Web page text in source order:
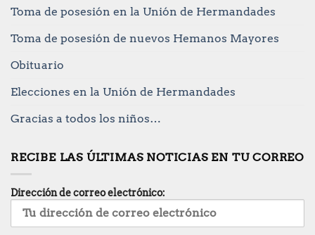
Toma de posesión en la Unión de Hermandades
Toma de posesión de nuevos Hemanos Mayores
Obituario
Elecciones en la Unión de Hermandades
Gracias a todos los niños…
RECIBE LAS ÚLTIMAS NOTICIAS EN TU CORREO
Dirección de correo electrónico: